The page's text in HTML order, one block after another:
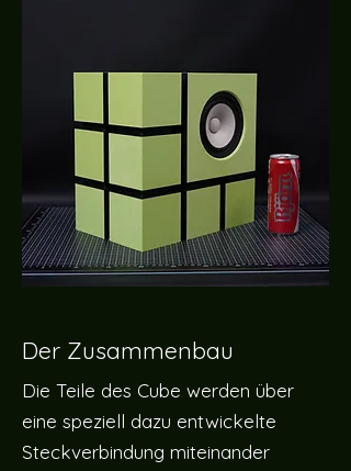
Der Zusammenbau
Die Teile des Cube werden über
eine speziell dazu entwickelte
Steckverbindung miteinander